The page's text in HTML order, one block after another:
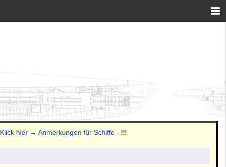
Klick hier → Anmerkungen für Schiffe - !!!